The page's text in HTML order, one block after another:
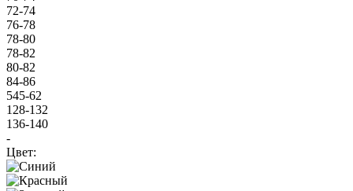
72-74
76-78
78-80
78-82
80-82
84-86
545-62
128-132
136-140
-
Цвет: